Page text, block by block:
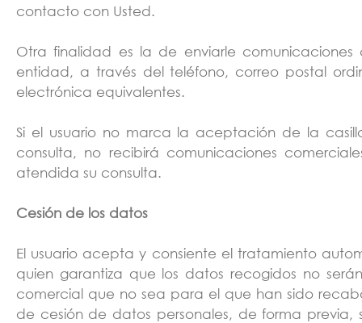
contacto con Usted.
Otra finalidad es la de enviarle
entidad, a través del teléfono, correo postal
electrónica equivalentes.
Si el usuario no marca la aceptación de la
consulta, no recibirá comunicaciones
atendida su consulta.
Cesión de los datos
El usuario acepta y consiente el tratamiento
quien garantiza que los datos recogidos no
comercial que no sea para el que han sido
de cesión de datos personales, de forma